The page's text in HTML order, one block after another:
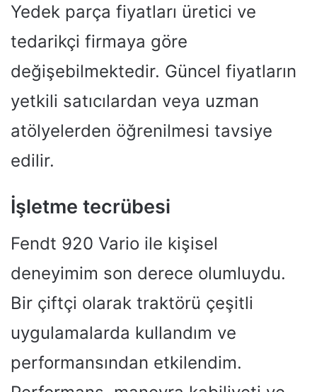
Yedek parça fiyatları üretici ve
tedarikçi firmaya göre
değişebilmektedir. Güncel fiyatların
yetkili satıcılardan veya uzman
atölyelerden öğrenilmesi tavsiye
edilir.
İşletme tecrübesi
Fendt 920 Vario ile kişisel
deneyimim son derece olumluydu.
Bir çiftçi olarak traktörü çeşitli
uygulamalarda kullandım ve
performansından etkilendim.